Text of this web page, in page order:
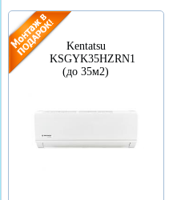
Kentatsu
KSGYK35HZRN1
(до 35м2)